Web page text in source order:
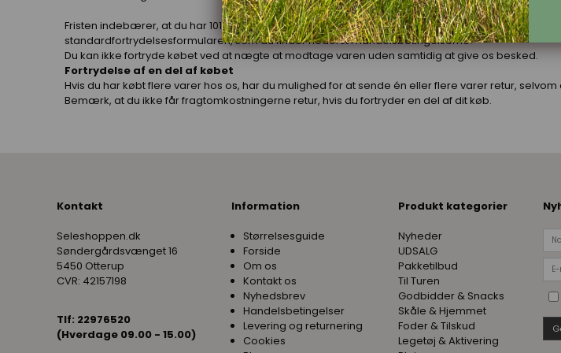
Fristen indebærer, at du har 101 dage fra modtagelsen til at give os besked om, at du vil
standardfortrydelsesformularen, som du finder nederst i handelsbetingelserne.
Du kan ikke fortryde købet ved at nægte at modtage varen uden samtidig at give os besked.
Fortrydelse af en del af købet
Hvis du har købt flere varer hos os, har du mulighed for at sende én eller flere varer retur,
Bemærk, at du ikke får fragtomkostningerne retur, hvis du fortryder en del af dit køb.
Kontakt
Seleshoppen.dk
Søndergårdsvænget 16
5450 Otterup
CVR: 42157198
Tlf: 22976520
(Hverdage 09.00 - 15.00)
Information
Størrelsesguide
Forside
Om os
Kontakt os
Nyhedsbrev
Handelsbetingelser
Levering og returnering
Cookies
Produkt kategorier
Nyheder
UDSALG
Pakketilbud
Til Turen
Godbidder & Snacks
Skåle & Hjemmet
Foder & Tilskud
Legetøj & Aktivering